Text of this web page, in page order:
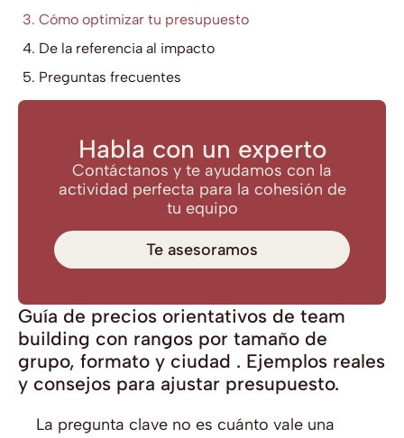
Guía de precios orientativos de team
building con rangos por tamaño de
grupo, formato y ciudad . Ejemplos reales
y consejos para ajustar presupuesto.
La pregunta clave no es cuánto vale una
3. Cómo optimizar tu presupuesto
4. De la referencia al impacto
5. Preguntas frecuentes
Habla con un experto
Contáctanos y te ayudamos con la
actividad perfecta para la cohesión de
tu equipo
Te asesoramos